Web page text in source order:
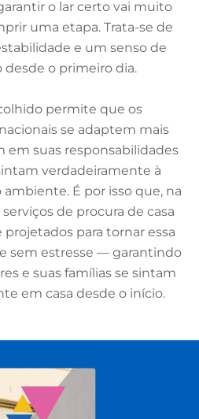
o lar certo vai muito
uma etapa. Trata-se de
e um senso de
o primeiro dia.
permite que os
se adaptem mais
em suas responsabilidades
verdadeiramente à
É por isso que, na
de procura de casa
para tornar essa
sem estresse — garantindo
e suas famílias se sintam
em casa desde o início.